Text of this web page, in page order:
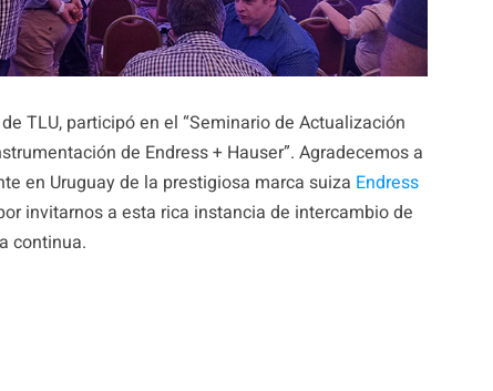
TLU, participó en el “Seminario de Actualización
de Endress + Hauser”. Agradecemos a
en Uruguay de la prestigiosa marca suiza Endress
invitarnos a esta rica instancia de intercambio de
continua.